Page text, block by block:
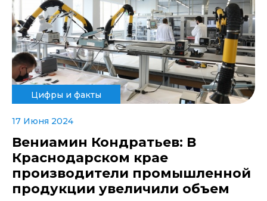
Цифры и факты
17 Июня 2024
Вениамин Кондратьев: В
Краснодарском крае
производители промышленной
продукции увеличили объем